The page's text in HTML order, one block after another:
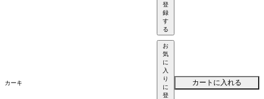
登
録
す
る
カーキ
お
気
に
入
り
に
登
カートに入れる